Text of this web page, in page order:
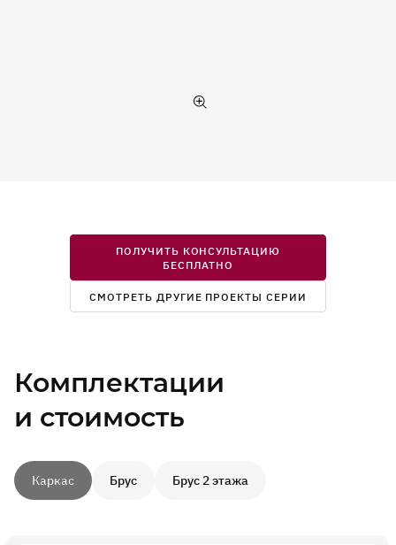
ПОЛУЧИТЬ КОНСУЛЬТАЦИЮ
БЕСПЛАТНО
СМОТРЕТЬ ДРУГИЕ ПРОЕКТЫ СЕРИИ
Комплектации
и стоимость
Каркас Брус Брус 2 этажа